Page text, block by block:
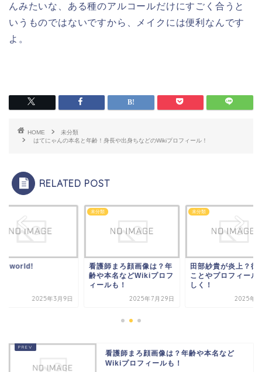
んみたいな、ある種のアルコールだけにすごく合うと
いうものではないですから、メイクには便利なんです
よ。
HOME
未分類
はてにゃんの本名と年齢！身長や出身ちなどのWikiプロフィール！
RELATED POST
world!
2025年3月9日
未分類
看護師まろ顔画像は？年
齢や本名などWikiプロフ
ィールも！
2025年7月29日
未分類
田部紗貴が炎上？彼
ことやプロフィール
しく！
2025年4
看護師まろ顔画像は？年齢や本名など
Wikiプロフィールも！